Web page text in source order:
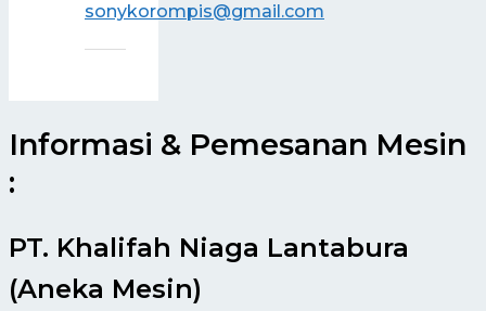
sonykorompis@gmail.com
Informasi & Pemesanan Mesin
:
PT. Khalifah Niaga Lantabura
(Aneka Mesin)